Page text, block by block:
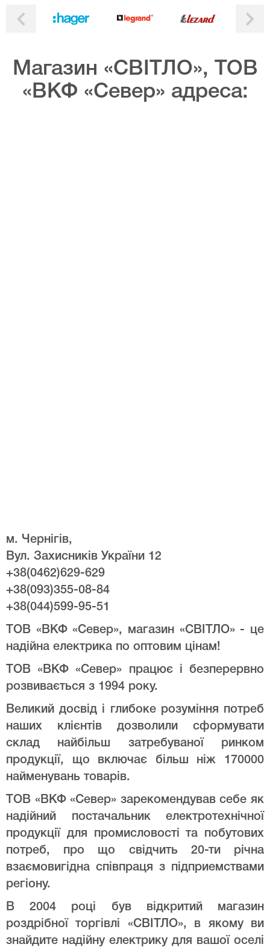
Магазин «СВІТЛО», ТОВ
«ВКФ «Север» адреса:
м. Чернігів,
Вул. Захисників України 12
+38(0462)629-629
+38(093)355-08-84
+38(044)599-95-51
ТОВ «ВКФ «Север», магазин «СВІТЛО» - це
надійна електрика по оптовим цінам!
ТОВ «ВКФ «Север» працює і безперервно
розвивається з 1994 року.
Великий досвід і глибоке розуміння потреб
наших клієнтів дозволили сформувати
склад найбільш затребуваної ринком
продукції, що включає більш ніж 170000
найменувань товарів.
ТОВ «ВКФ «Север» зарекомендував себе як
надійний постачальник електротехнічної
продукції для промисловості та побутових
потреб, про що свідчить 20-ти річна
взаємовигідна співпраця з підприемствами
регіону.
В 2004 році був відкритий магазин
роздрібної торгівлі «СВІТЛО», в якому ви
знайдите надійну електрику для вашої оселі